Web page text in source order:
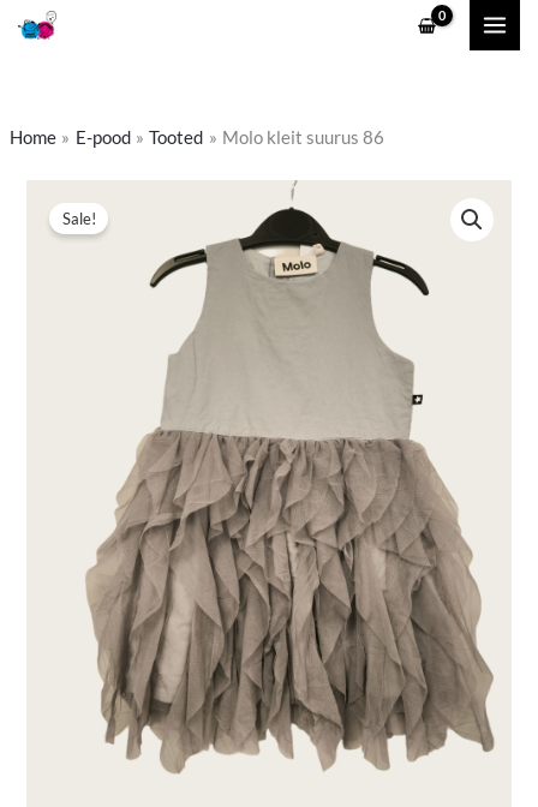
Skip
Home E-pood Tooted Molo kleit suurus 86
Sale!
Algne
8,00 €.
Praegune
hind
on:
6,00 €.
kleit